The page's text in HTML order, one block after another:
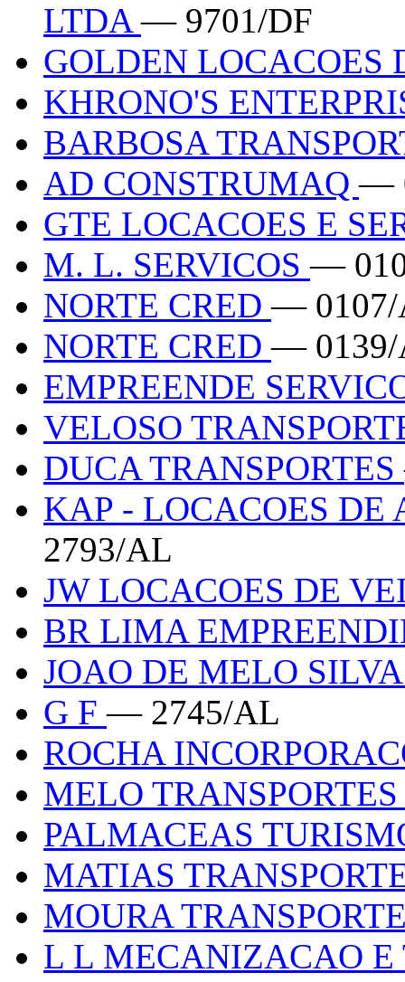
LTDA— 9701/DF
GOLDEN LOCACOES
KHRONO'S
BARBOSA
AD CONSTRUMAQ—
GTE LOCACOES E
M. L. SERVICOS—
NORTE CRED— 0107/
NORTE CRED— 0139/
EMPREENDE
VELOSO
DUCA TRANSPORTES
KAP - LOCACOES DE
2793/AL
JW LOCACOES DE
BR LIMA
JOAO DE MELO
G F— 2745/AL
ROCHA
MELO
PALMACEAS
MATIAS
MOURA
L L MECANIZACAO E